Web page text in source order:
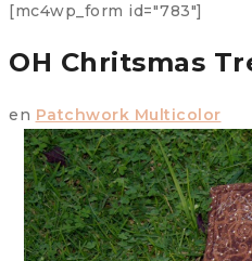
[mc4wp_form id="783"]
OH Chritsmas
en Patchwork Multicolor